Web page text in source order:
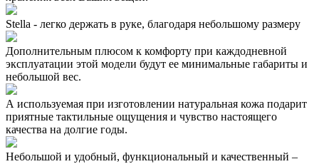
Stella - легко держать в руке, благодаря небольшому размеру
Дополнительным плюсом к комфорту при каждодневной
эксплуатации этой модели будут ее минимальные габариты и
небольшой вес.
А используемая при изготовлении натуральная кожа подарит
приятные тактильные ощущения и чувство настоящего
качества на долгие годы.
Небольшой и удобный, функциональный и качественный –